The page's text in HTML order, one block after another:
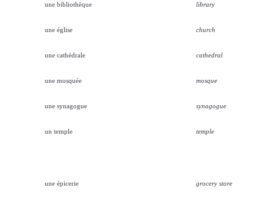
une bibliothèque library
une église church
une cathédrale cathedral
une mosquée mosque
une synagogue synagogue
un temple temple
une épicerie grocery store